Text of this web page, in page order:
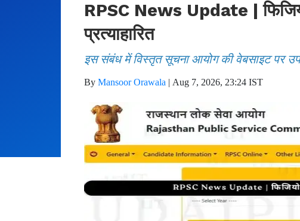
RPSC News Update |
प्रत्याहारित
इस संबंध में विस्तृत सूचना आयोग की वेबसाइट पर
By Mansoor Orawala | Aug 7, 2026, 23:24 IST